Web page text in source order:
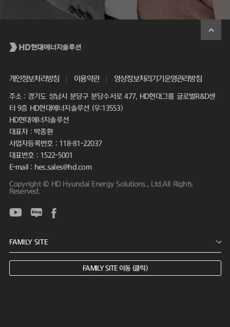
개인정보처리방침 이용약관 영상정보처리기기운영관리방침
주소 : 경기도 성남시 분당구 분당수서로 477, HD현대그룹 글로벌R&D센
터 9층 HD현대에너지솔루션 (우:13553)
HD현대에너지솔루션
대표자 : 박종환
사업자등록번호 : 118-81-22037
대표번호 : 1522-5001
E-mail : hes.sales@hd.com
Copyright © HD Hyundai Energy Solutions., Ltd.All Rights
Reserved.
FAMILY SITE 이동 (클릭)